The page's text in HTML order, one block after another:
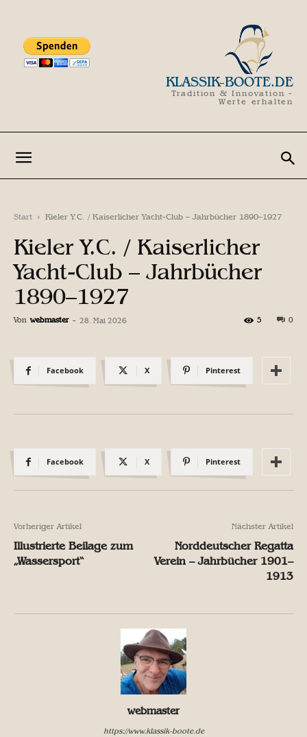
KLASSIK-BOOTE.DE
Tradition & Innovation -
Werte erhalten
Start Kieler Y.C. / Kaiserlicher Yacht-Club – Jahrbücher 1890–1927
Kieler Y.C. / Kaiserlicher
Yacht-Club – Jahrbücher
1890–1927
Von webmaster - 28. Mai 2026 0
5
Facebook X Pinterest
Facebook X Pinterest
Vorheriger Artikel
Illustrierte Beilage zum
„Wassersport“
Nächster Artikel
Norddeutscher Regatta
Verein – Jahrbücher 1901–
1913
webmaster
https://www.klassik-boote.de